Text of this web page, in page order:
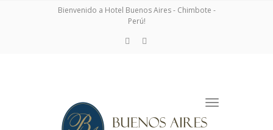
Bienvenido a Hotel Buenos Aires - Chimbote -
Perú!
Toggle